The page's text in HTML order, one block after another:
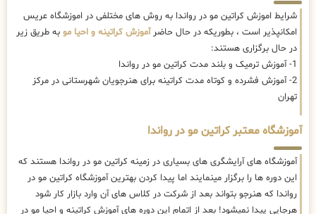
شرایط اموزش کراتین مو در رواندا به روش های مختلفی در اموزشگاه عریس
امکانپذیر است ، بطوریکه در حال حاضرآموزش کراتینه و احیا مو به طریق زیر
در حال برگزاری هستند:
1- آموزش ترمیک و بلند مدت کراتین مو در رواندا
2- آموزش فشرده و کوتاه مدت کراتینه برای هنرجویان شهرستانی در مرکز
تهران
آموزشگاه معتبر کراتین مو در رواندا
آموزشگاه های آرایشگری های بسیاری در زمینه کراتین مو در رواندا هستند که
این دوره ها را برگزار مینمایند اما پیدا کردن بهترین آموزشگاه کراتین مو در
رواندا که هنرجو بتواند بعد از شرکت در کلاس های آن وارد بازار کار شود
هرجایی پیدا نمیشود! بعد از اتمام این دوره های آموزش کراتینه و احیا مو در